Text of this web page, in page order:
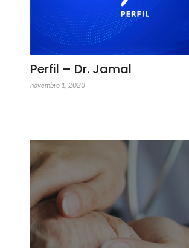
Perfil – Dr. Jamal
novembro 1, 2023